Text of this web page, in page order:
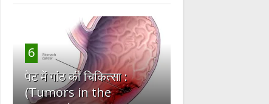
6
पेट में गांठ की चिकित्सा :
(Tumors in the